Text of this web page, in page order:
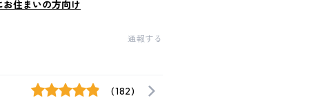
お住まいの方向け
通報する
(182)